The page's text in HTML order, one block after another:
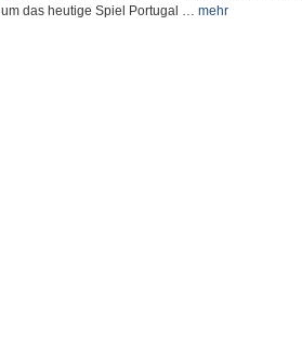
um das heutige Spiel Portugal … mehr